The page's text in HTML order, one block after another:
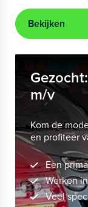
Bekijken
m/v
Kom de
en profiteer
Een
Werken
Veel